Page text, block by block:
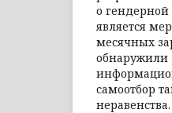
о
является
месячных
самоотбор
неравенства.